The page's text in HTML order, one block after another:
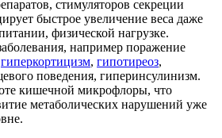
стимуляторов секреции
быстрое увеличение веса даже
физической нагрузке.
например поражение
гиперкортицизм, гипотиреоз,
поведения, гиперинсулинизм.
кишечной микрофлоры, что
метаболических нарушений уже